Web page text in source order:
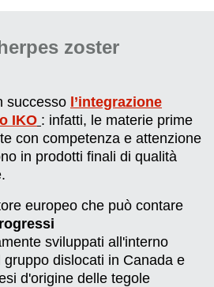
zoster
successo l’integrazione
IKO : infatti, le materie prime
con competenza e attenzione
in prodotti finali di qualità
europeo che può contare
sviluppati all'interno
dislocati in Canada e
d'origine delle tegole